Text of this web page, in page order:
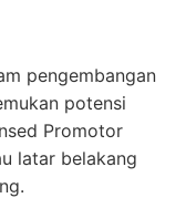
pengembangan
potensi
Promotor
latar belakang